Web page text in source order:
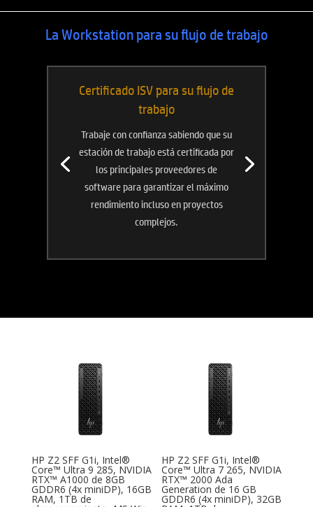
La Workstation para su flujo de trabajo
Certificado ISV para su flujo de
trabajo
Trabaje con confianza sabiendo que su
estación de trabajo está certificada por
los principales proveedores de
software para garantizar el máximo
rendimiento incluso en proyectos
complejos.
HP Z2 SFF G1i, Intel®
Core™ Ultra 9 285, NVIDIA
RTX™ A1000 de 8GB
GDDR6 (4x miniDP), 16GB
RAM, 1TB de
HP Z2 SFF G1i, Intel®
Core™ Ultra 7 265, NVIDIA
RTX™ 2000 Ada
Generation de 16 GB
GDDR6 (4x miniDP), 32GB